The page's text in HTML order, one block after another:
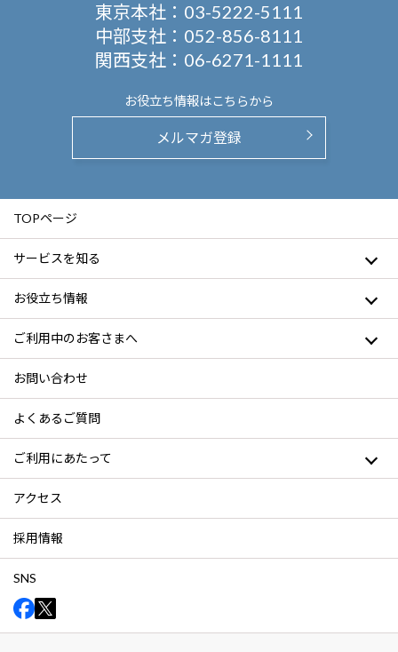
東京本社： 03-5222-5111
中部支社： 052-856-8111
関西支社： 06-6271-1111
お役立ち情報はこちらから
メルマガ登録
TOPページ
サービスを知る
お役立ち情報
ご利用中のお客さまへ
お問い合わせ
よくあるご質問
ご利用にあたって
アクセス
採用情報
SNS